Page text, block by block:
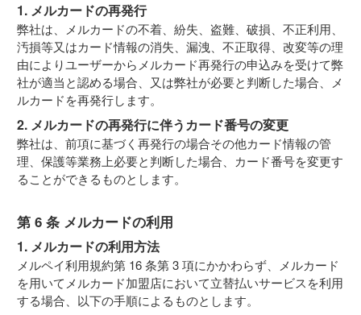
1. メルカードの再発行
弊社は、メルカードの不着、紛失、盗難、破損、不正利用、
汚損等又はカード情報の消失、漏洩、不正取得、改変等の理
由によりユーザーからメルカード再発行の申込みを受けて弊
社が適当と認める場合、又は弊社が必要と判断した場合、メ
ルカードを再発行します。
2. メルカードの再発行に伴うカード番号の変更
弊社は、前項に基づく再発行の場合その他カード情報の管
理、保護等業務上必要と判断した場合、カード番号を変更す
ることができるものとします。
第 6 条 メルカードの利用
1. メルカードの利用方法
メルペイ利用規約第 16 条第 3 項にかかわらず、メルカード
を用いてメルカード加盟店において立替払いサービスを利用
する場合、以下の手順によるものとします。